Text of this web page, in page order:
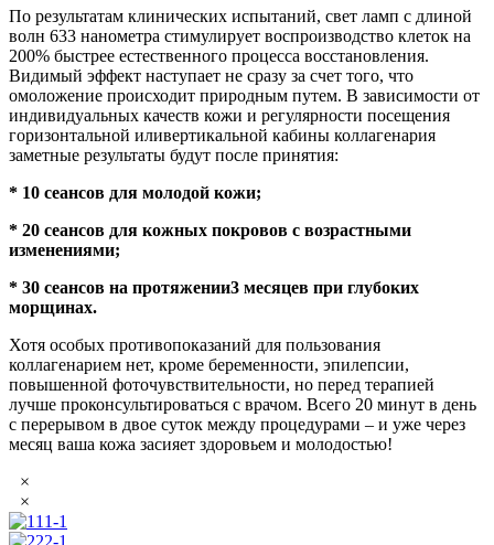
По результатам клинических испытаний, свет ламп с длиной
волн 633 нанометра стимулирует воспроизводство клеток на
200% быстрее естественного процесса восстановления.
Видимый эффект наступает не сразу за счет того, что
омоложение происходит природным путем. В зависимости от
индивидуальных качеств кожи и регулярности посещения
горизонтальной иливертикальной кабины коллагенария
заметные результаты будут после принятия:
* 10 сеансов для молодой кожи;
* 20 сеансов для кожных покровов с возрастными
изменениями;
* 30 сеансов на протяжении3 месяцев при глубоких
морщинах.
Хотя особых противопоказаний для пользования
коллагенарием нет, кроме беременности, эпилепсии,
повышенной фоточувствительности, но перед терапией
лучше проконсультироваться с врачом. Всего 20 минут в день
с перерывом в двое суток между процедурами – и уже через
месяц ваша кожа засияет здоровьем и молодостью!
×
×